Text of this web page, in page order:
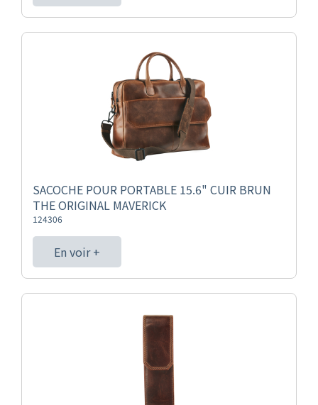
SACOCHE POUR PORTABLE 15.6" CUIR BRUN
THE ORIGINAL MAVERICK
124306
En voir +